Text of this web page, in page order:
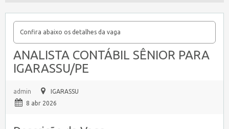
Confira abaixo os detalhes da vaga
ANALISTA CONTÁBIL SÊNIOR PARA
IGARASSU/PE
admin
IGARASSU
8 abr 2026